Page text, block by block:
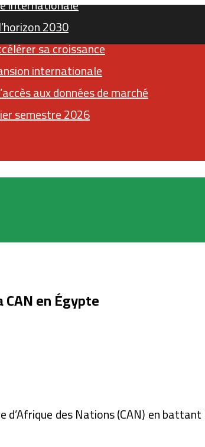
internationale
2030
sa croissance
internationale
aux données de marché
semestre 2026
TwitterFacebook
en Égypte
des Nations (CAN) en